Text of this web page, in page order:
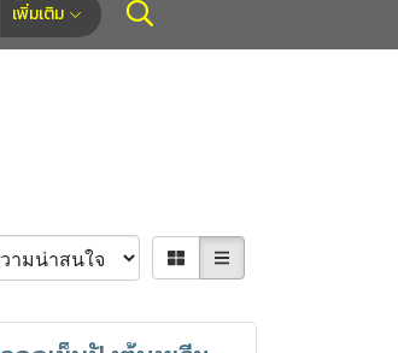
เพิ่มเติม